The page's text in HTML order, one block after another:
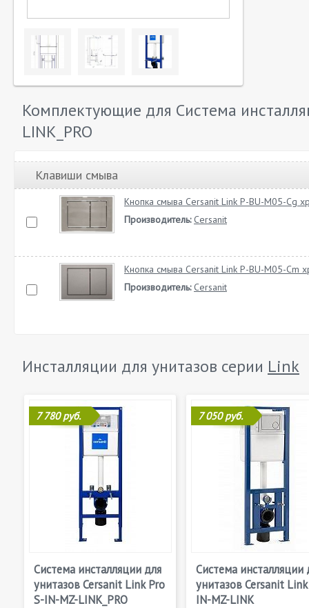
Комплектующие для Система
LINK_PRO
Клавиши смыва
Кнопка смыва Cersanit Link P-BU-M05-Cg
Производитель: Cersanit
Кнопка смыва Cersanit Link P-BU-M05-Cm
Производитель: Cersanit
Инсталляции для унитазов серии Link
7 780 руб.
Система инсталляции для
унитазов Cersanit Link Pro
S-IN-MZ-LINK_PRO
7 050 руб.
Система инсталляции
унитазов Cersanit
IN-MZ-LINK